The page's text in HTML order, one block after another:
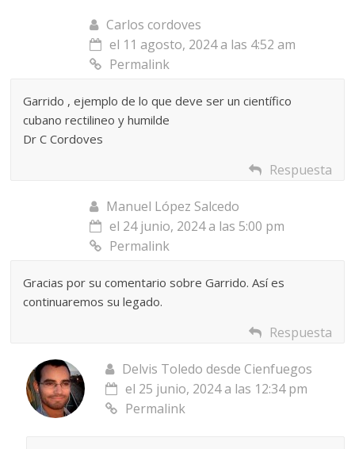
Carlos cordoves
el 11 agosto, 2024 a las 4:52 am
Permalink
Garrido , ejemplo de lo que deve ser un científico
cubano rectilineo y humilde
Dr C Cordoves
Respuesta
Manuel López Salcedo
el 24 junio, 2024 a las 5:00 pm
Permalink
Gracias por su comentario sobre Garrido. Así es
continuaremos su legado.
Respuesta
Delvis Toledo desde Cienfuegos
el 25 junio, 2024 a las 12:34 pm
Permalink